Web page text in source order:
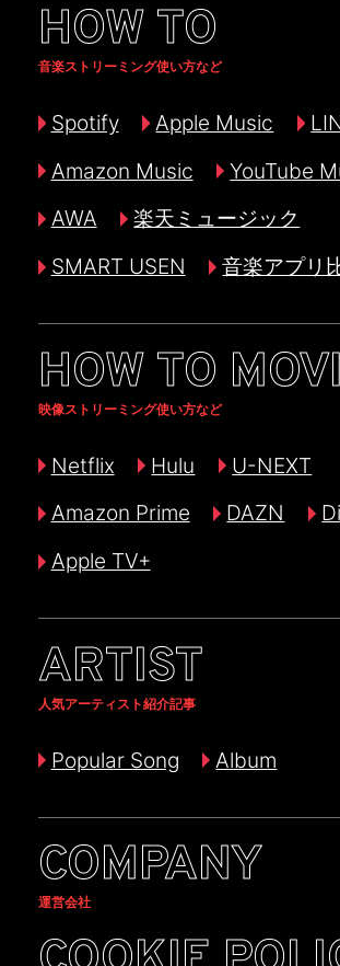
HOW TO
音楽ストリーミング使い方など
Spotify Apple Music
Amazon Music
YouTube
AWA
楽天ミュージック
SMART USEN
音楽アプリ
HOW TO
映像ストリーミング使い方など
Netflix Hulu
U-NEXT
Amazon Prime
DAZN
Apple TV+
ARTIST
人気アーティスト紹介記事
Popular Song Album
COMPANY
運営会社